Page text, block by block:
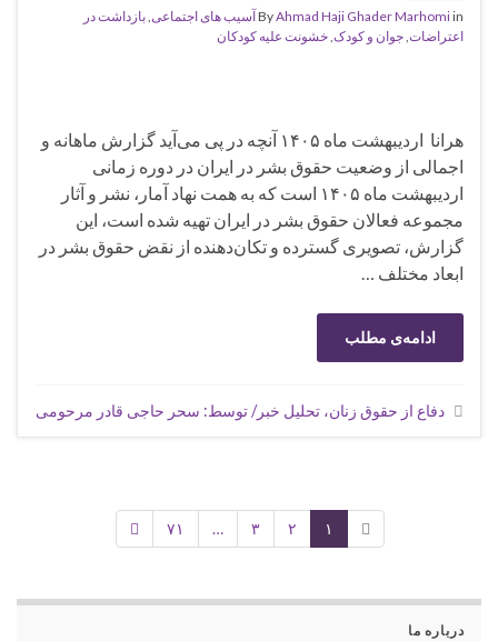
ByAhmad Haji Ghader Marhomiin آسیب های اجتماعی,بازداشت در
اعتراضات,جوان و کودک,خشونت علیه کودکان
هرانا اردیبهشت ماه ۱۴۰۵ آنچه در پی می‌آید گزارش ماهانه و
اجمالی از وضعیت حقوق بشر در ایران در دوره زمانی
اردیبهشت ماه ۱۴۰۵ است که به همت نهاد آمار، نشر و آثار
مجموعه فعالان حقوق بشر در ایران تهیه شده است، این
گزارش، تصویری گسترده و تکان‌دهنده از نقض حقوق بشر در
ابعاد مختلف …
ادامه‌ی مطلب
دفاع از حقوق زنان، تحلیل خبر/ توسط: سحر حاجی قادر مرحومی
۱ ۲ ۳ … ۷۱
درباره ما